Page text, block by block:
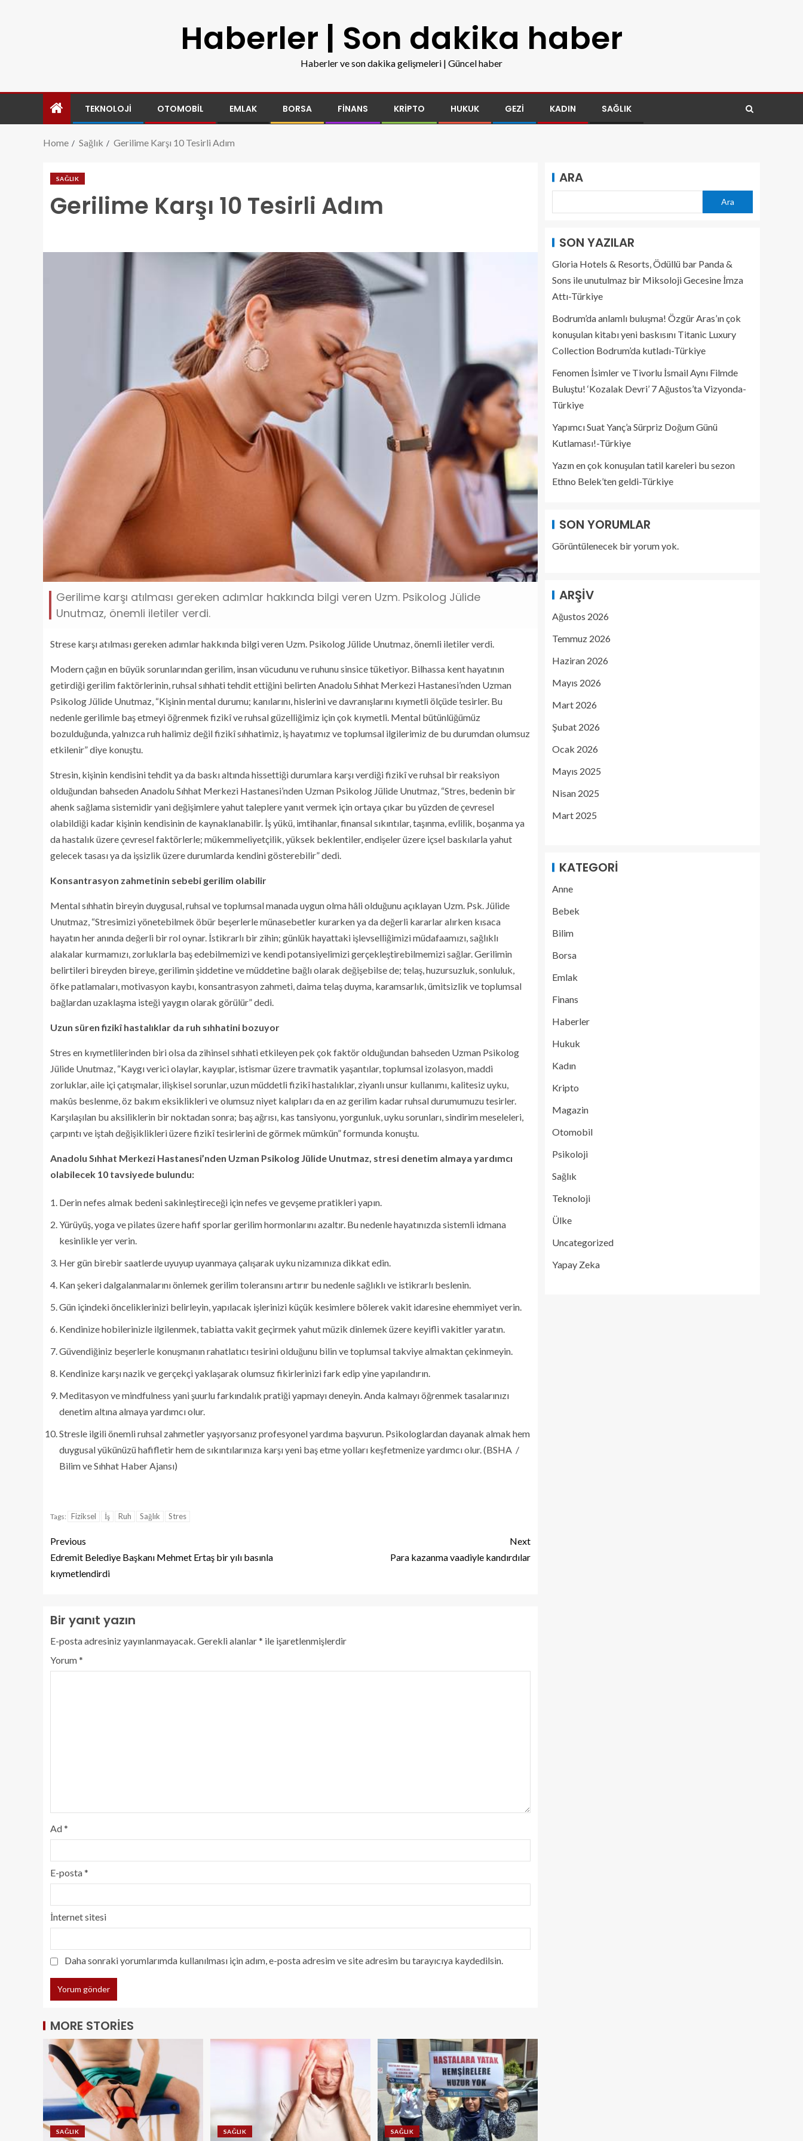
Haberler | Son dakika haber
Haberler ve son dakika gelişmeleri | Güncel haber
TEKNOLOJI OTOMOBIL EMLAK BORSA FINANS KRIPTO HUKUK GEZI KADIN SAĞLIK
Home Sağlık Gerilime Karşı 10 Tesirli Adım
SAĞLIK
Gerilime Karşı 10 Tesirli Adım
Gerilime karşı atılması gereken adımlar hakkında bilgi veren Uzm. Psikolog Jülide
Unutmaz, önemli iletiler verdi.
Strese karşı atılması gereken adımlar hakkında bilgi veren Uzm. Psikolog Jülide Unutmaz, önemli iletiler verdi.
Modern çağın en büyük sorunlarından gerilim, insan vücudunu ve ruhunu sinsice tüketiyor. Bilhassa kent hayatının
getirdiği gerilim faktörlerinin, ruhsal sıhhati tehdit ettiğini belirten Anadolu Sıhhat Merkezi Hastanesi’nden Uzman
Psikolog Jülide Unutmaz, “Kişinin mental durumu; kanılarını, hislerini ve davranışlarını kıymetli ölçüde tesirler. Bu
nedenle gerilimle baş etmeyi öğrenmek fizikî ve ruhsal güzelliğimiz için çok kıymetli. Mental bütünlüğümüz
bozulduğunda, yalnızca ruh halimiz değil fizikî sıhhatimiz, iş hayatımız ve toplumsal ilgilerimiz de bu durumdan olumsuz
etkilenir” diye konuştu.
Stresin, kişinin kendisini tehdit ya da baskı altında hissettiği durumlara karşı verdiği fizikî ve ruhsal bir reaksiyon
olduğundan bahseden Anadolu Sıhhat Merkezi Hastanesi’nden Uzman Psikolog Jülide Unutmaz, “Stres, bedenin bir
ahenk sağlama sistemidir yani değişimlere yahut taleplere yanıt vermek için ortaya çıkar bu yüzden de çevresel
olabildiği kadar kişinin kendisinin de kaynaklanabilir. İş yükü, imtihanlar, finansal sıkıntılar, taşınma, evlilik, boşanma ya
da hastalık üzere çevresel faktörlerle; mükemmeliyetçilik, yüksek beklentiler, endişeler üzere içsel baskılarla yahut
gelecek tasası ya da işsizlik üzere durumlarda kendini gösterebilir” dedi.
Konsantrasyon zahmetinin sebebi gerilim olabilir
Mental sıhhatin bireyin duygusal, ruhsal ve toplumsal manada uygun olma hâli olduğunu açıklayan Uzm. Psk. Jülide
Unutmaz, “Stresimizi yönetebilmek öbür beşerlerle münasebetler kurarken ya da değerli kararlar alırken kısaca
hayatın her anında değerli bir rol oynar. İstikrarlı bir zihin; günlük hayattaki işlevselliğimizi müdafaamızı, sağlıklı
alakalar kurmamızı, zorluklarla baş edebilmemizi ve kendi potansiyelimizi gerçekleştirebilmemizi sağlar. Gerilimin
belirtileri bireyden bireye, gerilimin şiddetine ve müddetine bağlı olarak değişebilse de; telaş, huzursuzluk, sonluluk,
öfke patlamaları, motivasyon kaybı, konsantrasyon zahmeti, daima telaş duyma, karamsarlık, ümitsizlik ve toplumsal
bağlardan uzaklaşma isteği yaygın olarak görülür” dedi.
Uzun süren fizikî hastalıklar da ruh sıhhatini bozuyor
Stres en kıymetlilerinden biri olsa da zihinsel sıhhati etkileyen pek çok faktör olduğundan bahseden Uzman Psikolog
Jülide Unutmaz, “Kaygı verici olaylar, kayıplar, istismar üzere travmatik yaşantılar, toplumsal izolasyon, maddi
zorluklar, aile içi çatışmalar, ilişkisel sorunlar, uzun müddetli fizikî hastalıklar, ziyanlı unsur kullanımı, kalitesiz uyku,
makûs beslenme, öz bakım eksiklikleri ve olumsuz niyet kalıpları da en az gerilim kadar ruhsal durumumuzu tesirler.
Karşılaşılan bu aksiliklerin bir noktadan sonra; baş ağrısı, kas tansiyonu, yorgunluk, uyku sorunları, sindirim meseleleri,
çarpıntı ve iştah değişiklikleri üzere fizikî tesirlerini de görmek mümkün” formunda konuştu.
Anadolu Sıhhat Merkezi Hastanesi’nden Uzman Psikolog Jülide Unutmaz, stresi denetim almaya yardımcı
olabilecek 10 tavsiyede bulundu:
Derin nefes almak bedeni sakinleştireceği için nefes ve gevşeme pratikleri yapın.
Yürüyüş, yoga ve pilates üzere hafif sporlar gerilim hormonlarını azaltır. Bu nedenle hayatınızda sistemli idmana
kesinlikle yer verin.
Her gün birebir saatlerde uyuyup uyanmaya çalışarak uyku nizamınıza dikkat edin.
Kan şekeri dalgalanmalarını önlemek gerilim toleransını artırır bu nedenle sağlıklı ve istikrarlı beslenin.
Gün içindeki önceliklerinizi belirleyin, yapılacak işlerinizi küçük kesimlere bölerek vakit idaresine ehemmiyet verin.
Kendinize hobilerinizle ilgilenmek, tabiatta vakit geçirmek yahut müzik dinlemek üzere keyifli vakitler yaratın.
Güvendiğiniz beşerlerle konuşmanın rahatlatıcı tesirini olduğunu bilin ve toplumsal takviye almaktan çekinmeyin.
Kendinize karşı nazik ve gerçekçi yaklaşarak olumsuz fikirlerinizi fark edip yine yapılandırın.
Meditasyon ve mindfulness yani şuurlu farkındalık pratiği yapmayı deneyin. Anda kalmayı öğrenmek tasalarınızı
denetim altına almaya yardımcı olur.
Stresle ilgili önemli ruhsal zahmetler yaşıyorsanız profesyonel yardıma başvurun. Psikologlardan dayanak almak hem
duygusal yükünüzü hafifletir hem de sıkıntılarınıza karşı yeni baş etme yolları keşfetmenize yardımcı olur. (BSHA /
Bilim ve Sıhhat Haber Ajansı)
Tags: Fiziksel İş Ruh Sağlık Stres
Previous
Edremit Belediye Başkanı Mehmet Ertaş bir yılı basınla
kıymetlendirdi
Next
Para kazanma vaadiyle kandırdılar
Bir yanıt yazın
E-posta adresiniz yayınlanmayacak.Gerekli alanlar* ile işaretlenmişlerdir
Yorum*
Ad*
E-posta*
İnternet sitesi
Daha sonraki yorumlarımda kullanılması için adım, e-posta adresim ve site adresim bu tarayıcıya kaydedilsin.
MORE STORIES
SAĞLIK SAĞLIK SAĞLIK
ARA
Ara
SON YAZILAR
Gloria Hotels & Resorts, Ödüllü bar Panda &
Sons ile unutulmaz bir Miksoloji Gecesine İmza
Attı-Türkiye
Bodrum’da anlamlı buluşma! Özgür Aras’ın çok
konuşulan kitabı yeni baskısını Titanic Luxury
Collection Bodrum’da kutladı-Türkiye
Fenomen İsimler ve Tivorlu İsmail Aynı Filmde
Buluştu! ‘Kozalak Devri’ 7 Ağustos’ta Vizyonda-
Türkiye
Yapımcı Suat Yanç’a Sürpriz Doğum Günü
Kutlaması!-Türkiye
Yazın en çok konuşulan tatil kareleri bu sezon
Ethno Belek’ten geldi-Türkiye
SON YORUMLAR
Görüntülenecek bir yorum yok.
ARŞIV
Ağustos 2026
Temmuz 2026
Haziran 2026
Mayıs 2026
Mart 2026
Şubat 2026
Ocak 2026
Mayıs 2025
Nisan 2025
Mart 2025
KATEGORI
Anne
Bebek
Bilim
Borsa
Emlak
Finans
Haberler
Hukuk
Kadın
Kripto
Magazin
Otomobil
Psikoloji
Sağlık
Teknoloji
Ülke
Uncategorized
Yapay Zeka